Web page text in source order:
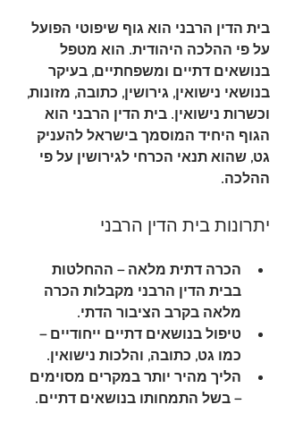
בית הדין הרבני הוא גוף שיפוטי הפועל
על פי ההלכה היהודית. הוא מטפל
בנושאים דתיים ומשפחתיים, בעיקר
בנושאי נישואין, גירושין, כתובה, מזונות,
וכשרות נישואין. בית הדין הרבני הוא
הגוף היחיד המוסמך בישראל להעניק
גט, שהוא תנאי הכרחי לגירושין על פי
ההלכה.
יתרונות בית הדין הרבני
הכרה דתית מלאה – ההחלטות
בבית הדין הרבני מקבלות הכרה
מלאה בקרב הציבור הדתי.
טיפול בנושאים דתיים ייחודיים –
כמו גט, כתובה, והלכות נישואין.
הליך מהיר יותר במקרים מסוימים
– בשל התמחותו בנושאים דתיים.